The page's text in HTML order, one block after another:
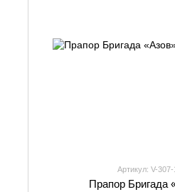
Артикул: V-307-
Прапор Бригада